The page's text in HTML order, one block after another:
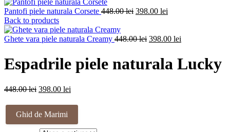
Pantofi piele naturala Corsete 448.00lei Prețul
fost:
398.00 lei
398.00 lei.
Back to products
Ghete vara piele naturala Creamy 448.00lei Prețul
fost:
398.00 lei
este:
398.00 lei.
Espadrile piele naturala Lucky
448.00lei Prețul
a
fost:
448.00 lei.
398.00 lei
este:
Ghid de Marimi